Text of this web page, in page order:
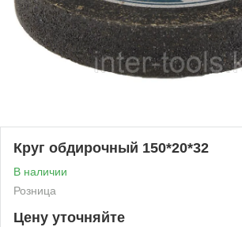
Круг обдирочный 150*20*32
В наличии
Розница
Цену уточняйте